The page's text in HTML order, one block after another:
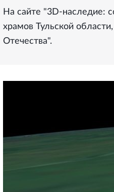
На сайте "3D-наследие:
храмов Тульской
Отечества".